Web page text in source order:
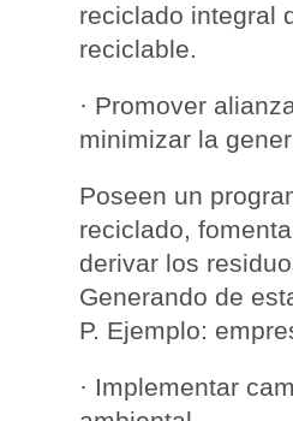
reciclado integral
reciclable.
· Promover
minimizar la
Poseen un
reciclado,
derivar los
Generando de
P. Ejemplo:
· Implementar